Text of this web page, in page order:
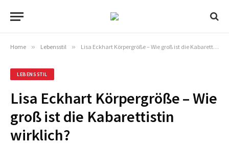
Home » Lebensstil » Lisa Eckhart Körpergröße – Wie groß ist die Kabarettistin wirklich?
LEBENSSTIL
Lisa Eckhart Körpergröße – Wie
groß ist die Kabarettistin
wirklich?